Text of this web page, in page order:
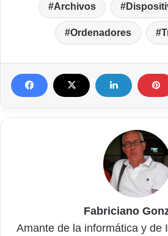
Archivos
Ordenadores
Fabriciano
Amante de la informática y de